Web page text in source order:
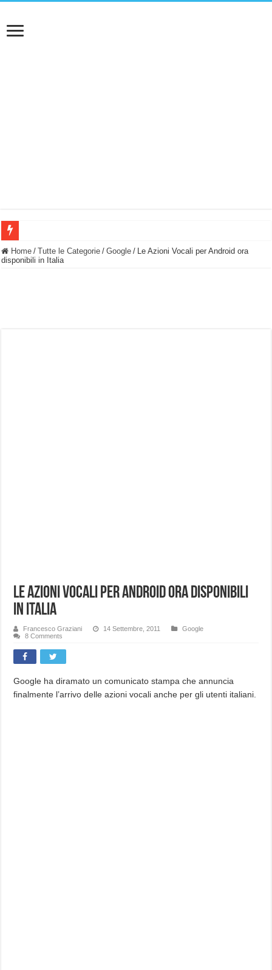
BASTA FATICARE! Questo robot tagliaerba lo appoggi e fa tutto lui! (Senza
Home / Tutte le Categorie / Google / Le Azioni Vocali per Android ora
disponibili in Italia
Le Azioni Vocali per Android ora disponibili
in Italia
Francesco Graziani 14 Settembre, 2011
Google
8 Comments
Google ha diramato un comunicato stampa che annuncia
finalmente l’arrivo delle azioni vocali anche per gli utenti italiani.